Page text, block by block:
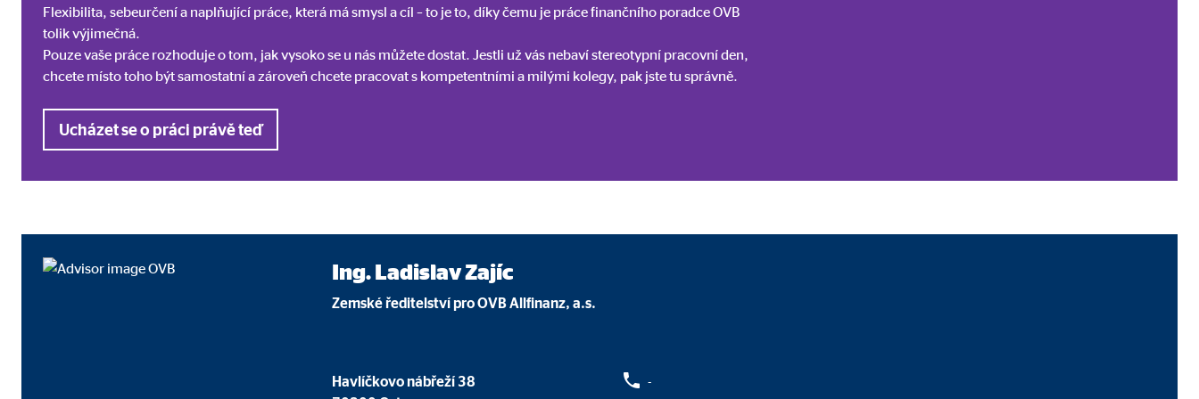
Flexibilita, sebeurčení a naplňující práce, která má smysl a cíl – to je to, díky čemu je práce finančního poradce OVB
tolik výjimečná.
Pouze vaše práce rozhoduje o tom, jak vysoko se u nás můžete dostat. Jestli už vás nebaví stereotypní pracovní den,
chcete místo toho být samostatní a zároveň chcete pracovat s kompetentními a milými kolegy, pak jste tu správně.
Ucházet se o práci právě teď
Ing. Ladislav Zajíc
Zemské ředitelství pro OVB Allfinanz, a.s.
Havlíčkovo nábřeží 38
-
Označení: google_maps
Poskytovatel: Google Ireland Ltd.
Vkládání interaktivních map Google
Doba platnosti cookies:
Účel: ad campaign
2 měsíce
Marketingové soubory cookie